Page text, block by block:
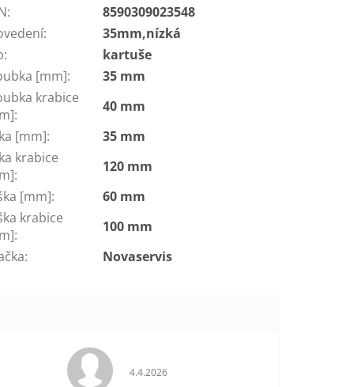
:
8590309023548
:
35mm,nízká
:
kartuše
[mm]:
35 mm
krabice
:
40 mm
[mm]:
35 mm
krabice
:
120 mm
[mm]:
60 mm
krabice
:
100 mm
: Novaservis
je 5 z 5 hvězdiček. Hodnocení obchodu je 5 z 5 hvězdiček.
4.4.2026